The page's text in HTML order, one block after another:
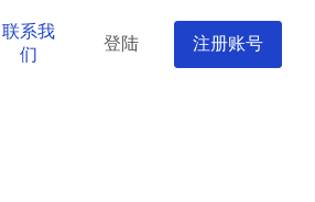
联系我
们
登陆 注册账号